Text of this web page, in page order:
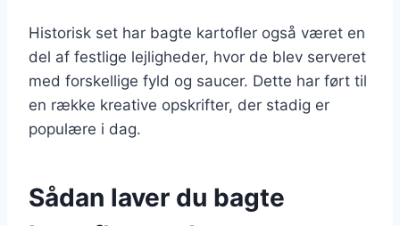
Historisk set har bagte kartofler også været en
del af festlige lejligheder, hvor de blev serveret
med forskellige fyld og saucer. Dette har ført til
en række kreative opskrifter, der stadig er
populære i dag.
Sådan laver du bagte